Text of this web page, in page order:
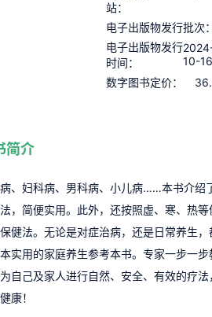
站：
电子出版物发行批次
电子出版物发行
时间：
10-
数字图书定价：
简介
、妇科病、男科病、小儿病……本书介绍
，简便实用。此外，还按照虚、寒、热
健法。无论是对症治病，还是日常养生
实用的家庭养生参考本书。专家一步一
自己及家人进行自然、安全、有效的疗
康！